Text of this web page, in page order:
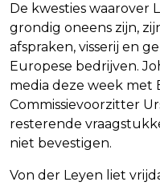
De kwesties waarover
grondig oneens zijn,
afspraken, visserij en
Europese bedrijven.
media deze week met
Commissievoorzitter
resterende
niet bevestigen.
Von der Leyen liet